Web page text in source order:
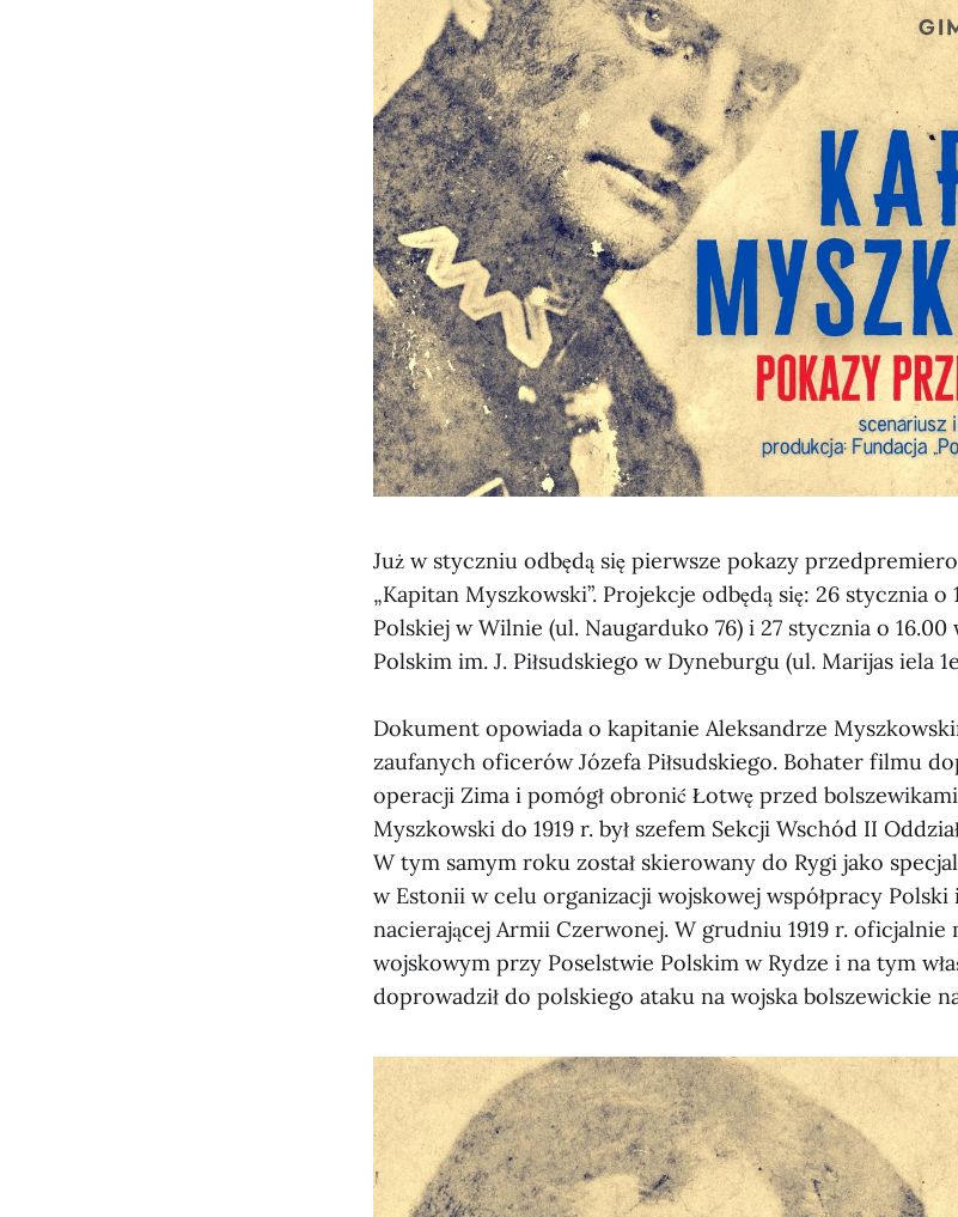
Już w styczniu odbędą się pierwsze pokazy
„Kapitan Myszkowski”. Projekcje odbędą się: 26 stycznia
Polskiej w Wilnie (ul. Naugarduko 76) i 27 stycznia o
Polskim im. J. Piłsudskiego w Dyneburgu (ul. Marijas iela
Dokument opowiada o kapitanie Aleksandrze
zaufanych oficerów Józefa Piłsudskiego. Bohater filmu
operacji Zima i pomógł obronić Łotwę przed
Myszkowski do 1919 r. był szefem Sekcji Wschód II
W tym samym roku został skierowany do Rygi jako
w Estonii w celu organizacji wojskowej współpracy
nacierającej Armii Czerwonej. W grudniu 1919 r. oficjalnie
wojskowym przy Poselstwie Polskim w Rydze i na tym
doprowadził do polskiego ataku na wojska bolszewickie